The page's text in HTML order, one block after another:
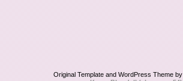
Original Template and WordPress Theme by